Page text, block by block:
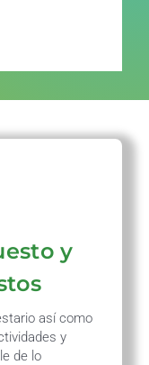
y
así como
y
de lo